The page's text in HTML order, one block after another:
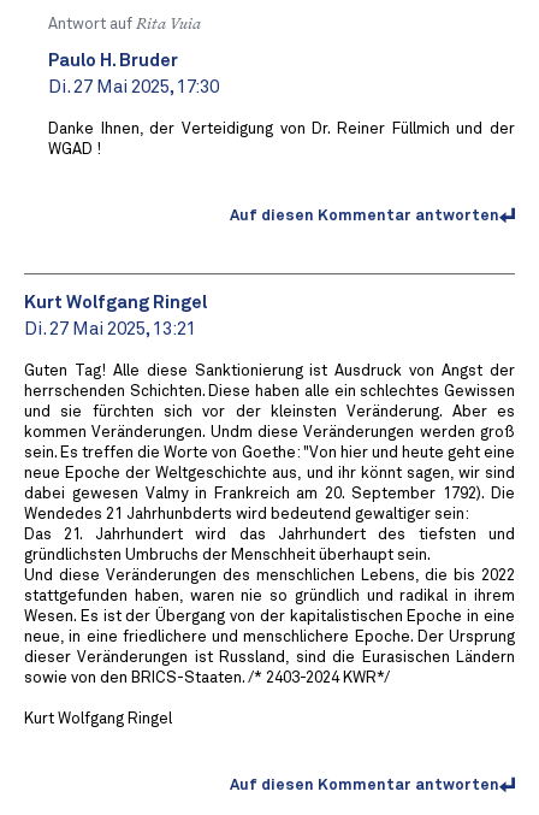
Antwort auf Rita Vuia
Paulo H. Bruder
Di. 27 Mai 2025, 17:30
Danke Ihnen, der Verteidigung von Dr. Reiner Füllmich und der
WGAD !
Auf diesen Kommentar antworten
Kurt Wolfgang Ringel
Di. 27 Mai 2025, 13:21
Guten Tag! Alle diese Sanktionierung ist Ausdruck von Angst der
herrschenden Schichten. Diese haben alle ein schlechtes Gewissen
und sie fürchten sich vor der kleinsten Veränderung. Aber es
kommen Veränderungen. Undm diese Veränderungen werden groß
sein. Es treffen die Worte von Goethe: "Von hier und heute geht eine
neue Epoche der Weltgeschichte aus, und ihr könnt sagen, wir sind
dabei gewesen Valmy in Frankreich am 20. September 1792). Die
Wendedes 21 Jahrhunbderts wird bedeutend gewaltiger sein:
Das 21. Jahrhundert wird das Jahrhundert des tiefsten und
gründlichsten Umbruchs der Menschheit überhaupt sein.
Und diese Veränderungen des menschlichen Lebens, die bis 2022
stattgefunden haben, waren nie so gründlich und radikal in ihrem
Wesen. Es ist der Übergang von der kapitalistischen Epoche in eine
neue, in eine friedlichere und menschlichere Epoche. Der Ursprung
dieser Veränderungen ist Russland, sind die Eurasischen Ländern
sowie von den BRICS-Staaten. /* 2403-2024 KWR*/
Kurt Wolfgang Ringel
Auf diesen Kommentar antworten